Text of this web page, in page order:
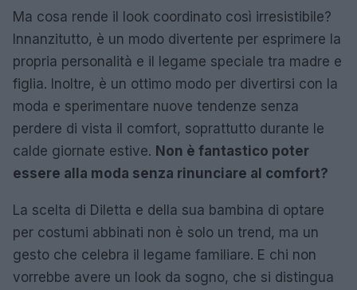
Ma cosa rende il look coordinato così irresistibile?
Innanzitutto, è un modo divertente per esprimere la
propria personalità e il legame speciale tra madre e
figlia. Inoltre, è un ottimo modo per divertirsi con la
moda e sperimentare nuove tendenze senza
perdere di vista il comfort, soprattutto durante le
calde giornate estive. Non è fantastico poter
essere alla moda senza rinunciare al comfort?
La scelta di Diletta e della sua bambina di optare
per costumi abbinati non è solo un trend, ma un
gesto che celebra il legame familiare. E chi non
vorrebbe avere un look da sogno, che si distingua